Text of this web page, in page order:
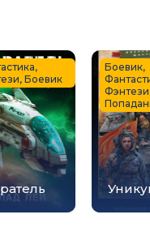
Боевик
Боевик,